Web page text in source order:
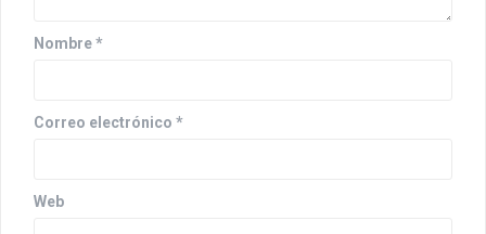
n
t
r
a
a
Nombre*
Correo electrónico *
Web